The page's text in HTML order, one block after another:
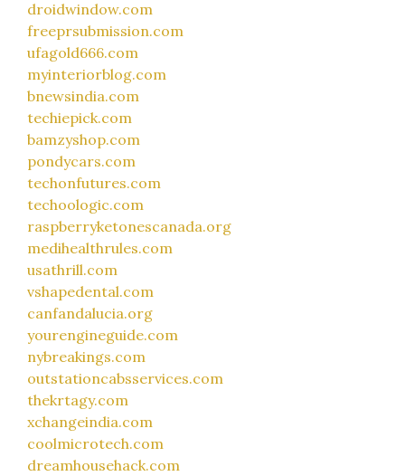
droidwindow.com
freeprsubmission.com
ufagold666.com
myinteriorblog.com
bnewsindia.com
techiepick.com
bamzyshop.com
pondycars.com
techonfutures.com
techoologic.com
raspberryketonescanada.org
medihealthrules.com
usathrill.com
vshapedental.com
canfandalucia.org
yourengineguide.com
nybreakings.com
outstationcabsservices.com
thekrtagy.com
xchangeindia.com
coolmicrotech.com
dreamhousehack.com